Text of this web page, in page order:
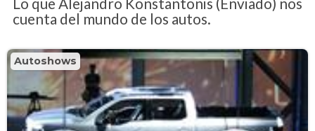
cuenta del mundo de los autos.
Autoshows